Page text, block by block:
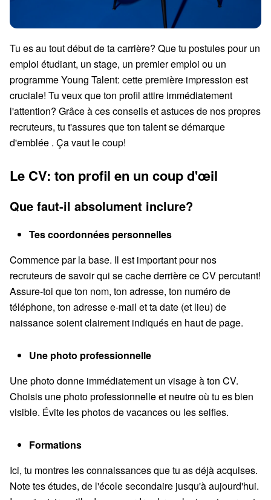
Tu es au tout début de ta carrière? Que tu postules pour un
emploi étudiant, un stage, un premier emploi ou un
programme Young Talent: cette première impression est
cruciale! Tu veux que ton profil attire immédiatement
l'attention? Grâce à ces conseils et astuces de nos propres
recruteurs, tu t'assures que ton talent se démarque
d'emblée . Ça vaut le coup!
Le CV: ton profil en un coup d'œil
Que faut-il absolument inclure?
Tes coordonnées personnelles
Commence par la base. Il est important pour nos
recruteurs de savoir qui se cache derrière ce CV percutant!
Assure-toi que ton nom, ton adresse, ton numéro de
téléphone, ton adresse e-mail et ta date (et lieu) de
naissance soient clairement indiqués en haut de page.
Une photo professionnelle
Une photo donne immédiatement un visage à ton CV.
Choisis une photo professionnelle et neutre où tu es bien
visible. Évite les photos de vacances ou les selfies.
Formations
Ici, tu montres les connaissances que tu as déjà acquises.
Note tes études, de l'école secondaire jusqu'à aujourd'hui.